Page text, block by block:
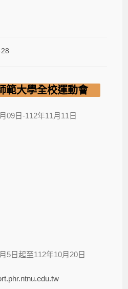
範大學全校運動會
09日-112年11月11日
5日起至112年10月20日